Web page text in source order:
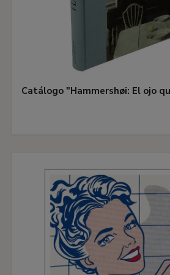
Catálogo "Hammershøi: El ojo